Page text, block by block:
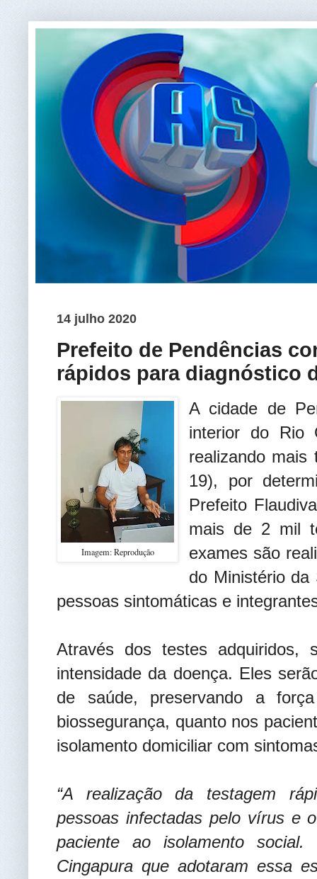
14 julho 2020
Prefeito de Pendências
rápidos para diagnóstico
Imagem: Reprodução
A cidade de
interior do Rio
realizando mais
19), por
Prefeito
mais de 2 mil
exames são
do Ministério da
pessoas sintomáticas e
Através dos testes adquiridos,
intensidade da doença. Eles
de saúde, preservando a
biossegurança, quanto nos
isolamento domiciliar com
“A realização da testagem
pessoas infectadas pelo vírus e
paciente ao isolamento
Cingapura que adotaram essa